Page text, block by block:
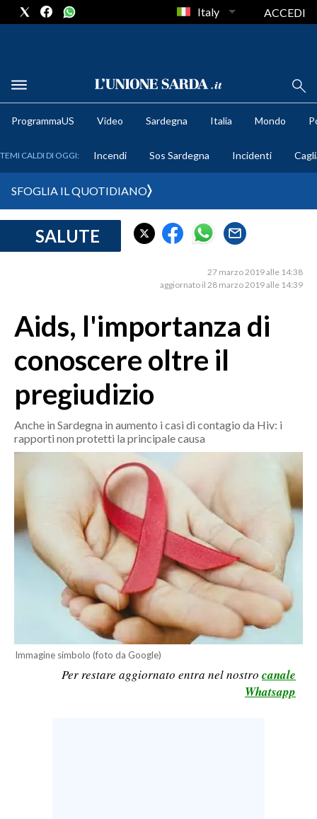
METEO
CRONACA SARDEGNA
MEDIO CAMPIDANO
ORISTANO E PROVINCIA
SASSARI E PROVINCIA
NUORO E PROVINCIA
OGLIASTRA
AGENDA
ITALIA
MONDO
POLITICA
ECONOMIA
SERVIZI ALLE IMPRESE
LAVORO
Italy ACCEDI
ProgrammaUS Video Sardegna Italia Mondo
TEMI CALDI DI OGGI: Incendi Sos Sardegna Incidenti
SFOGLIA IL QUOTIDIANO
SALUTE
27 marzo 2019 alle 14:38
aggiornato il 28 marzo 2019 alle 14:39
Aids, l'importanza di
conoscere oltre il
pregiudizio
Anche in Sardegna in aumento i casi di contagio da Hiv: i
rapporti non protetti la principale causa
Immagine simbolo (foto da Google)
Per restare aggiornato entra nel nostro canale
Whatsapp